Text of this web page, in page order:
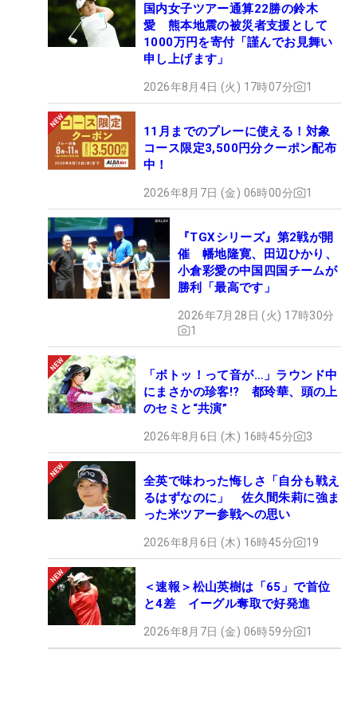
国内女子ツアー通算22勝の鈴木
愛 熊本地震の被災者支援として
1000万円を寄付「謹んでお見舞い
申し上げます」
2026年8月4日 (火) 17時07分 1
11月までのプレーに使える！対象
コース限定3,500円分クーポン配布
中！
2026年8月7日 (金) 06時00分 1
『TGXシリーズ』第2戦が開
催 幡地隆寛、田辺ひかり、
小倉彩愛の中国四国チームが
勝利「最高です」
2026年7月28日 (火) 17時30分
1
「ボトッ！って音が…」ラウンド中
にまさかの珍客!? 都玲華、頭の上
のセミと“共演”
2026年8月6日 (木) 16時45分 3
全英で味わった悔しさ「自分も戦え
るはずなのに」 佐久間朱莉に強ま
った米ツアー参戦への思い
2026年8月6日 (木) 16時45分 19
＜速報＞松山英樹は「65」で首位
と4差 イーグル奪取で好発進
2026年8月7日 (金) 06時59分 1